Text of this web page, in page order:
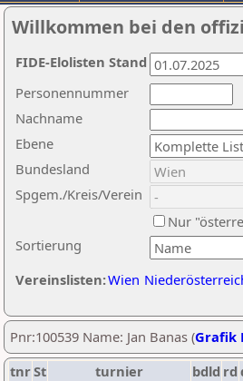
Willkommen bei den
Nachname
Ebene
Sortierung
Personennummer
Bundesland
Spgem./Kreis/Verein
Nur
Vereinslisten:Wien
FIDE-Elolisten Stand
Pnr:100539 Name: Jan Banas (Grafik
tnrSt turnier bdld rd